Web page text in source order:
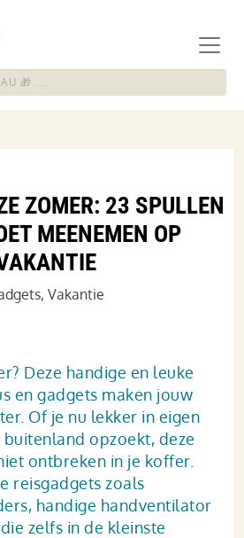
ZOMER: 23 SPULLEN
MEENEMEN OP
, Vakantie
Deze handige en leuke
en gadgets maken jouw
Of je nu lekker in eigen
opzoekt, deze
ontbreken in je koffer.
reisgadgets zoals
handige handventilator
zelfs in de kleinste